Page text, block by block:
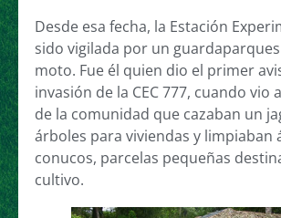
Desde esa fecha, la Estación
sido vigilada por un
moto. Fue él quien dio el primer
invasión de la CEC 777, cuando vio
de la comunidad que cazaban un
árboles para viviendas y limpiaban
conucos, parcelas pequeñas
cultivo.